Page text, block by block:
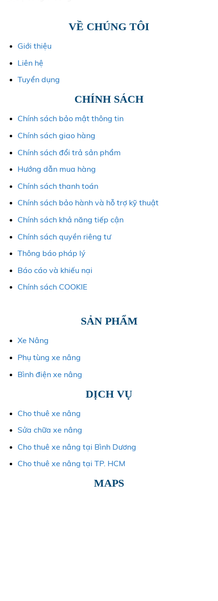
VỀ CHÚNG TÔI
Giới thiệu
Liên hệ
Tuyển dụng
CHÍNH SÁCH
Chính sách bảo mật thông tin
Chính sách giao hàng
Chính sách đổi trả sản phẩm
Hướng dẫn mua hàng
Chính sách thanh toán
Chính sách bảo hành và hỗ trợ kỹ thuật
Chính sách khả năng tiếp cận
Chính sách quyền riêng tư
Thông báo pháp lý
Báo cáo và khiếu nại
Chính sách COOKIE
SẢN PHẨM
Xe Nâng
Phụ tùng xe nâng
Bình điện xe nâng
DỊCH VỤ
Cho thuê xe nâng
Sửa chữa xe nâng
Cho thuê xe nâng tại Bình Dương
Cho thuê xe nâng tại TP. HCM
MAPS